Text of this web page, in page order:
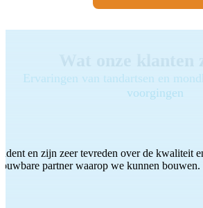
Ervaringen van tandartsen en
voorgingen
en zijn zeer tevreden over de kwaliteit
partner waarop we kunnen bouwen.